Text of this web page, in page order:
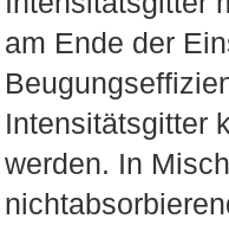
am Ende der
Intensitätsgitter
werden. In